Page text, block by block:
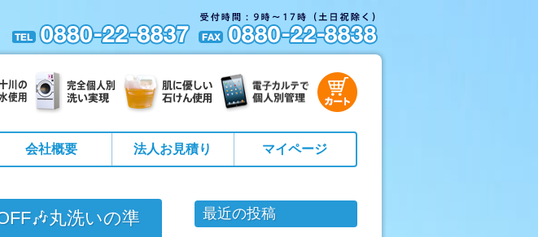
会社概要 法人お見積り マイページ
丸洗いの準
最近の投稿